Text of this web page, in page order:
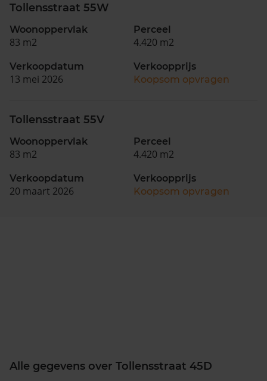
Tollensstraat 55W
Woonoppervlak
83 m2
Perceel
4.420 m2
Verkoopdatum
13 mei 2026
Verkoopprijs
Koopsom opvragen
Tollensstraat 55V
Woonoppervlak
83 m2
Perceel
4.420 m2
Verkoopdatum
20 maart 2026
Verkoopprijs
Koopsom opvragen
Alle gegevens over Tollensstraat 45D